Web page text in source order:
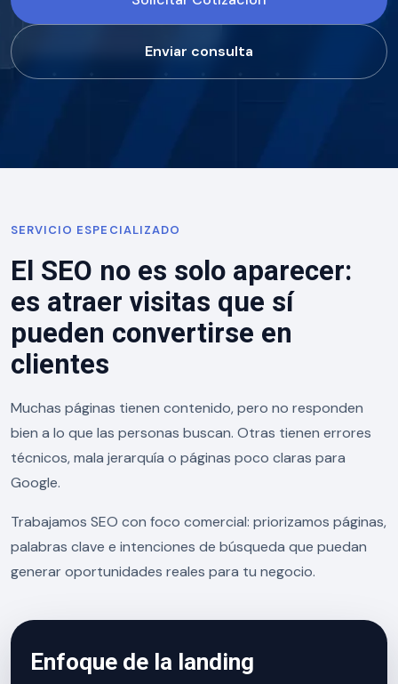
Enviar consulta
SERVICIO ESPECIALIZADO
El SEO no es solo aparecer:
es atraer visitas que sí
pueden convertirse en
clientes
Muchas páginas tienen contenido, pero no responden
bien a lo que las personas buscan. Otras tienen errores
técnicos, mala jerarquía o páginas poco claras para
Google.
Trabajamos SEO con foco comercial: priorizamos páginas,
palabras clave e intenciones de búsqueda que puedan
generar oportunidades reales para tu negocio.
Enfoque de la landing